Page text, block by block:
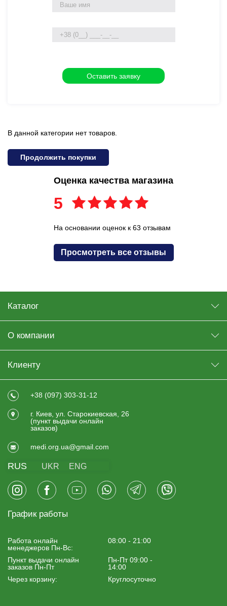
В данной категории нет товаров.
Продолжить покупки
Оценка качества магазина
5
На основании оценок к 63 отзывам
Просмотреть все отзывы
Каталог
О компании
Клиенту
+38 (097) 303-31-12
г. Киев, ул. Старокиевская, 26
(пункт выдачи онлайн
заказов)
medi.org.ua@gmail.com
RUS UKR ENG
График работы
Работа онлайн
менеджеров Пн-Вс:
08:00 - 21:00
Пункт выдачи онлайн
заказов Пн-Пт
Пн-Пт 09:00 -
14:00
Через корзину:
Круглосуточно